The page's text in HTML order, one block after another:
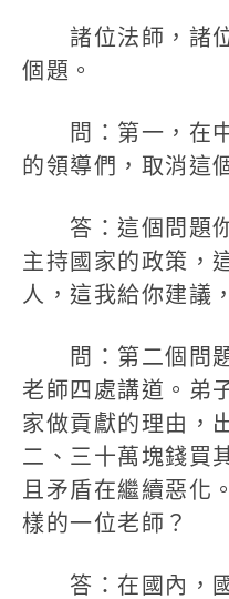
諸位法師，諸位
個題。
問：第一，在中
的領導們，取消這
答：這個問題你
主持國家的政策，
人，這我給你建議
問：第二個問題
老師四處講道。弟
家做貢獻的理由，
二、三十萬塊錢買
且矛盾在繼續惡化
樣的一位老師？
答：在國內，國